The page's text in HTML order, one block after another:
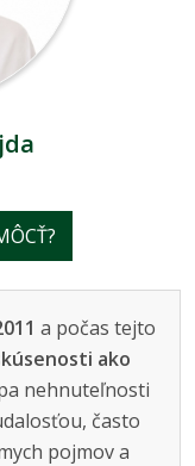
a počas tejto
ako
nehnuteľnosti
často
pojmov a